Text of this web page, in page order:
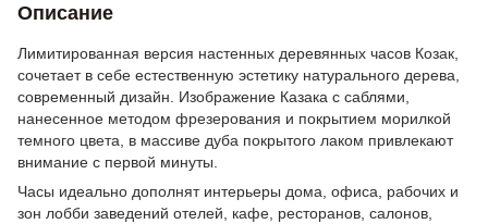
Описание
Лимитированная версия настенных деревянных часов Козак,
сочетает в себе естественную эстетику натурального дерева,
современный дизайн. Изображение Казака с саблями,
нанесенное методом фрезерования и покрытием морилкой
темного цвета, в массиве дуба покрытого лаком привлекают
внимание с первой минуты.
Часы идеально дополнят интерьеры дома, офиса, рабочих и
зон лобби заведений отелей, кафе, ресторанов, салонов,